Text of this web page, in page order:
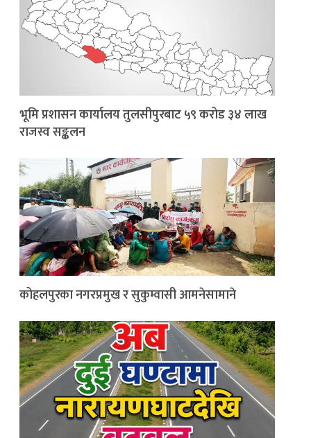
भूमि प्रशासन कार्यालय तुलसीपुरबाट ५९ करोड ३४ लाख
राजस्व सङ्कलन
कोहलपुरका नगरप्रमुख र सुकुम्वासी आमनेसामाने